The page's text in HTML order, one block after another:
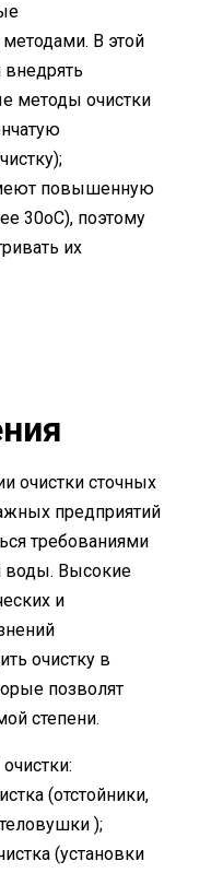
В этой
внедрять
методы очистки
повышенную
30оС), поэтому
их
очистки сточных
предприятий
требованиями
воды. Высокие
и
очистку в
позволят
степени.
(отстойники,
);
(установки